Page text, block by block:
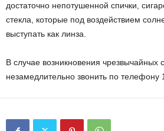
достаточно непотушенной спички,
стекла, которые под воздействием
выступать как линза.
В случае возникновения чрезвычайных
незамедлительно звонить по телефону